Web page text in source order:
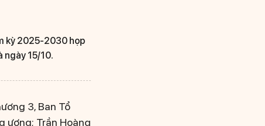
kỳ 2025-2030 họp
ngày 15/10.
3, Ban Tổ
ương; Trần Hoàng